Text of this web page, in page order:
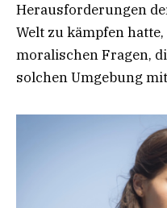
Herausforderungen
Welt zu kämpfen
moralischen Fragen,
solchen Umgebung